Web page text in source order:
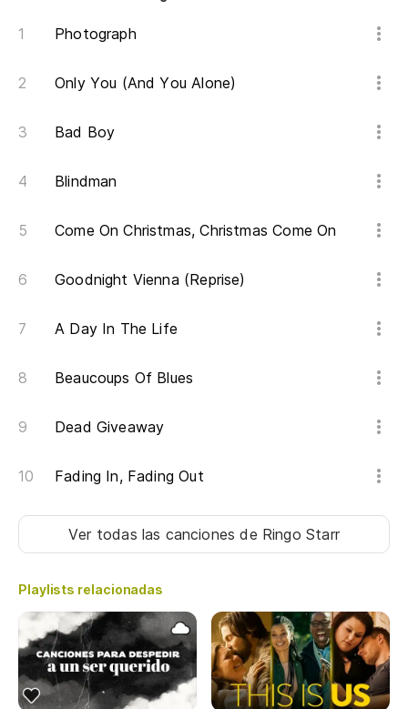
Photograph
Only You (And You Alone)
Bad Boy
Blindman
Come On Christmas, Christmas Come On
Goodnight Vienna (Reprise)
A Day In The Life
Beaucoups Of Blues
Dead Giveaway
Fading In, Fading Out
Ver todas las cancionesde Ringo Starr
Playlists relacionadas